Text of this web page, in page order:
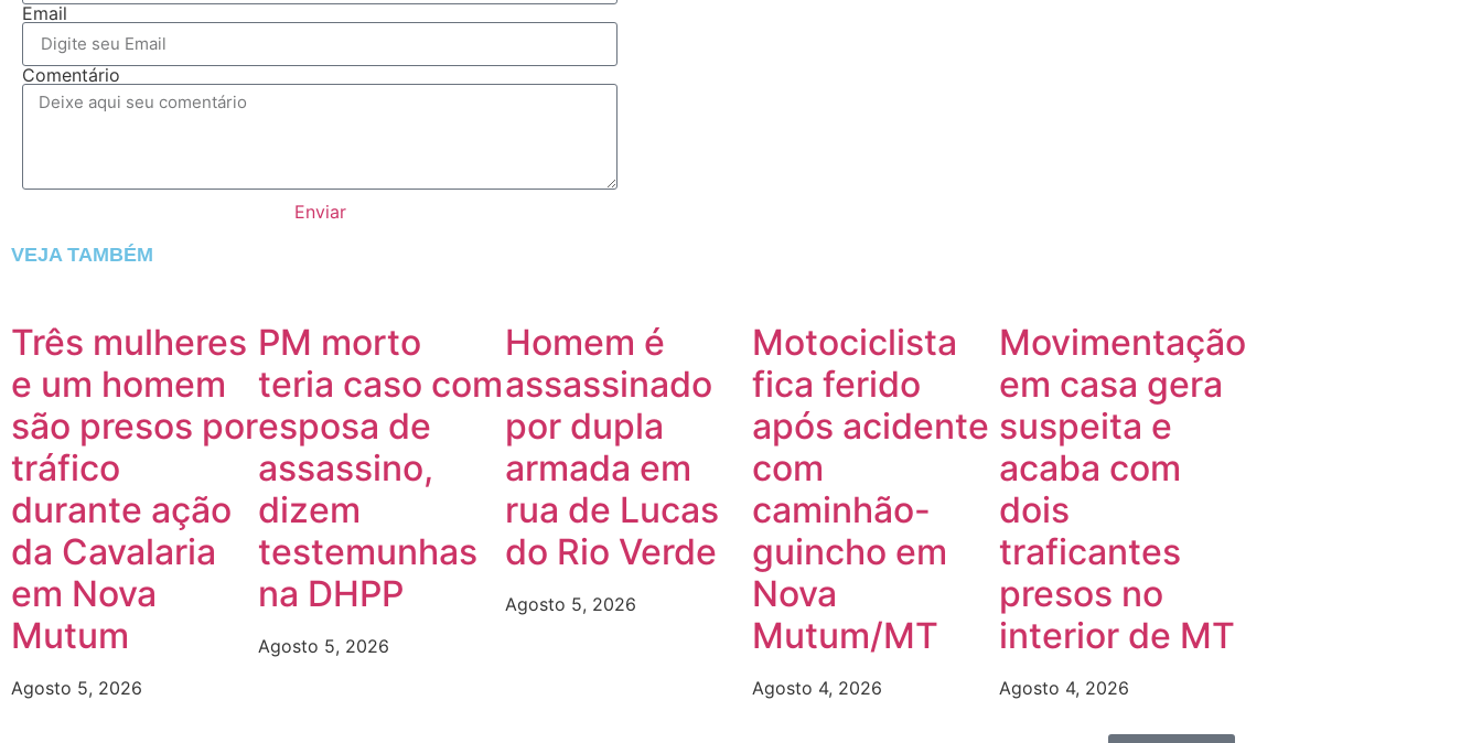
Email
Comentário
Enviar
VEJA TAMBÉM
Três mulheres
e um homem
são presos por
tráfico
durante ação
da Cavalaria
em Nova
Mutum
Agosto 5, 2026
PM morto
teria caso com
esposa de
assassino,
dizem
testemunhas
na DHPP
Agosto 5, 2026
Homem é
assassinado
por dupla
armada em
rua de Lucas
do Rio Verde
Agosto 5, 2026
Motociclista
fica ferido
após acidente
com
caminhão-
guincho em
Nova
Mutum/MT
Agosto 4, 2026
Movimentação
em casa gera
suspeita e
acaba com
dois
traficantes
presos no
interior de MT
Agosto 4, 2026